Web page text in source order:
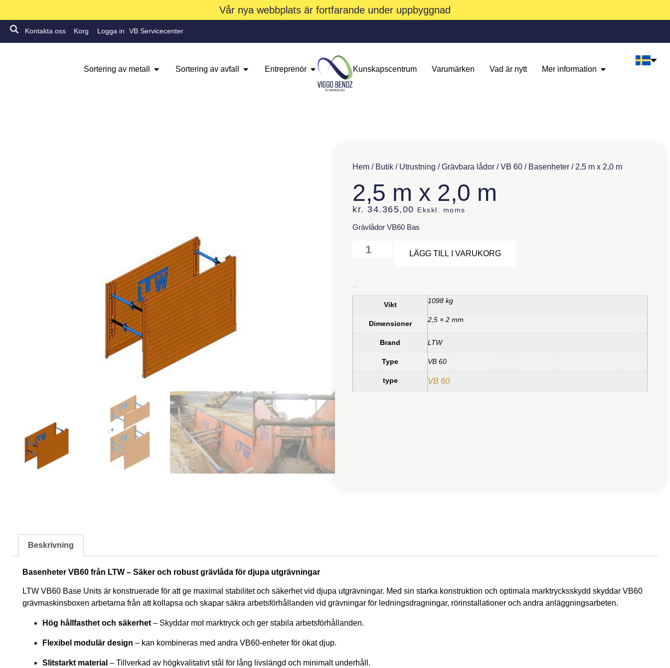
Vår nya webbplats är fortfarande under uppbyggnad
Kontakta oss Korg Logga in VB Servicecenter
Sortering av metall Sortering av avfall Entreprenör Kunskapscentrum Varumärken Vad är nytt Mer information
Hem / Butik / Utrustning /Grävbara lådor /VB 60 / Basenheter / 2,5 m x 2,0 m
2,5 m x 2,0 m
kr. 34.365,00 Ekskl. moms
Grävlådor VB60 Bas
LÄGG TILL I VARUKORG
Vikt 1098 kg
Dimensioner 2,5 × 2 mm
Brand LTW
Type VB 60
type VB 60
Beskrivning
Basenheter VB60 från LTW – Säker och robust grävlåda för djupa utgrävningar
LTW VB60 Base Units är konstruerade för att ge maximal stabilitet och säkerhet vid djupa utgrävningar. Med sin starka konstruktion och optimala marktrycksskydd skyddar VB60
grävmaskinsboxen arbetarna från att kollapsa och skapar säkra arbetsförhållanden vid grävningar för ledningsdragningar, rörinstallationer och andra anläggningsarbeten.
Hög hållfasthet och säkerhet – Skyddar mot marktryck och ger stabila arbetsförhållanden.
Flexibel modulär design – kan kombineras med andra VB60-enheter för ökat djup.
Slitstarkt material – Tillverkad av högkvalitativt stål för lång livslängd och minimalt underhåll.